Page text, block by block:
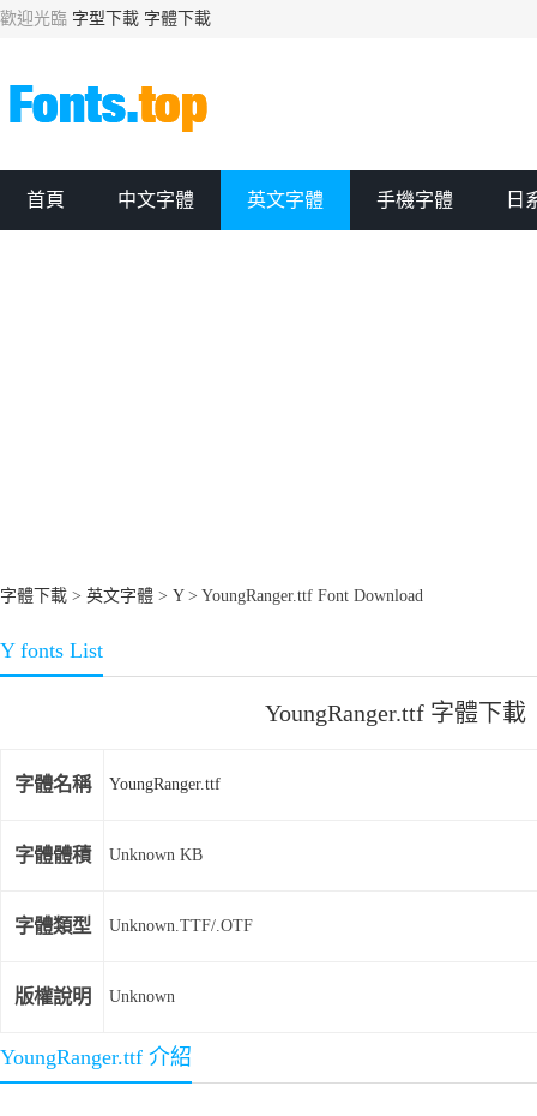
歡迎光臨 字型下載 字體下載
首頁 中文字體 英文字體 手機字體 日
字體下載 > 英文字體 > Y> YoungRanger.ttf Font Download
Y fonts List
YoungRanger.ttf 字體下載
字體名稱 YoungRanger.ttf
字體體積 Unknown KB
字體類型 Unknown.TTF/.OTF
版權說明 Unknown
YoungRanger.ttf 介紹